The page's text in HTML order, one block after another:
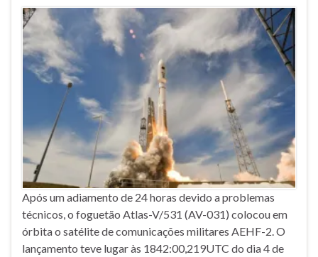
Após um adiamento de 24 horas devido a problemas
técnicos, o foguetão Atlas-V/531 (AV-031) colocou em
órbita o satélite de comunicações militares AEHF-2. O
lançamento teve lugar às 1842:00,219UTC do dia 4 de